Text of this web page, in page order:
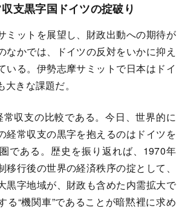
支黒字国ドイツの掟破り
ミットを展望し、財政出動への期待が
なかでは、ドイツの反対をいかに抑え
いる。伊勢志摩サミットで日本はドイ
きな課題だ。
収支の比較である。今日、世界的に
経常収支の黒字を抱えるのはドイツを
である。歴史を振り返れば、1970年
行後の世界の経済秩序の掟として、
黒字地域が、財政も含めた内需拡大で
る“機関車”であることが暗黙裡に求め